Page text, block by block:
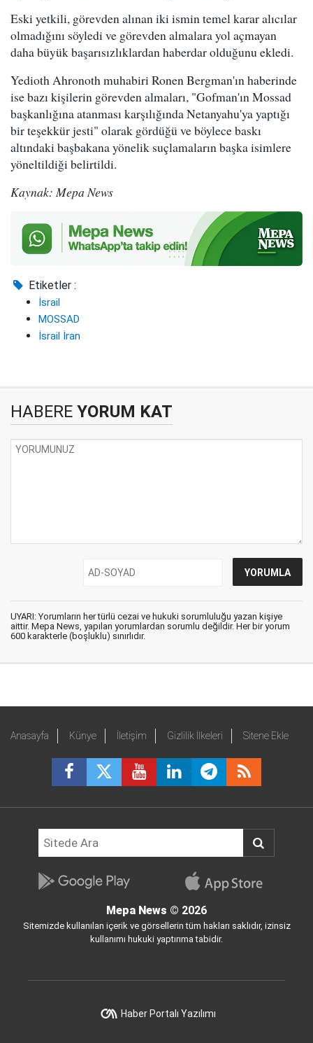
Eski yetkili, görevden alınan iki ismin temel karar alıcılar
olmadığını söyledi ve görevden almalara yol açmayan
daha büyük başarısızlıklardan haberdar olduğunu ekledi.
Yedioth Ahronoth muhabiri Ronen Bergman'ın haberinde
ise bazı kişilerin görevden almaları, "Gofman'ın Mossad
başkanlığına atanması karşılığında Netanyahu'ya yaptığı
bir teşekkür jesti" olarak gördüğü ve böylece baskı
altındaki başbakana yönelik suçlamaların başka isimlere
yöneltildiği belirtildi.
Kaynak: Mepa News
Etiketler :
İsrail
MOSSAD
İsrail İran
HABERE YORUM KAT
UYARI: Yorumların her türlü cezai ve hukuki sorumluluğu yazan kişiye
aittir. Mepa News, yapılan yorumlardan sorumlu değildir. Her bir yorum
600 karakterle (boşluklu) sınırlıdır.
Anasayfa Künye İletişim Gizlilik İlkeleri Sitene Ekle
Mepa News © 2026
Sitemizde kullanılan içerik ve görsellerin tüm hakları saklıdır, izinsiz
kullanımı hukuki yaptırıma tabidir.
Haber Portalı Yazılımı